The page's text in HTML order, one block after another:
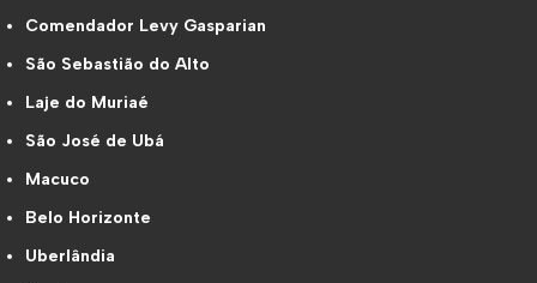
Comendador Levy Gasparian
São Sebastião do Alto
Laje do Muriaé
São José de Ubá
Macuco
Belo Horizonte
Uberlândia